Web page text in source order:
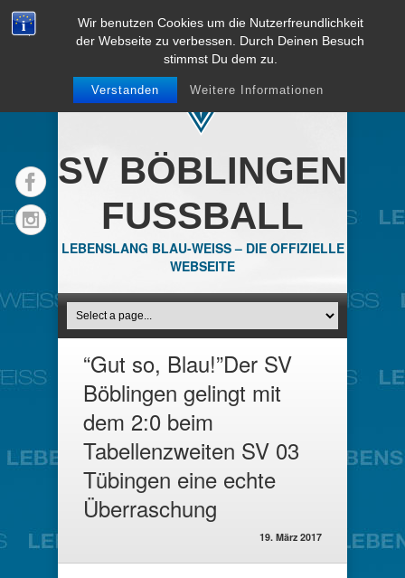
Wir benutzen Cookies um die Nutzerfreundlichkeit
der Webseite zu verbessen. Durch Deinen Besuch
stimmst Du dem zu.
Verstanden Weitere Informationen
SV BÖBLINGEN
FUSSBALL
LEBENSLANG BLAU-WEISS – DIE OFFIZIELLE
WEBSEITE
“Gut so, Blau!”Der SV
Böblingen gelingt mit
dem 2:0 beim
Tabellenzweiten SV 03
Tübingen eine echte
Überraschung
19. März 2017